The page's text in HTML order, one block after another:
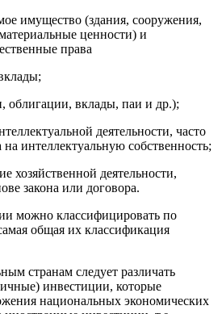
имущество (здания, сооружения,
ценности) и
права
облигации, вклады, паи и др.);
деятельности, часто
интеллектуальную собственность;
хозяйственной деятельности,
закона или договора.
можно классифицировать по
общая их классификация
странам следует различать
инвестиции, которые
национальных экономических